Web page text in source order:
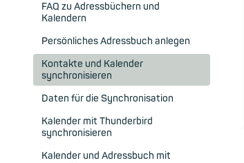
FAQ zu Adressbüchern und
Kalendern
Persönliches Adressbuch anlegen
Kontakte und Kalender
synchronisieren
Daten für die Synchronisation
Kalender mit Thunderbird
synchronisieren
Kalender und Adressbuch mit